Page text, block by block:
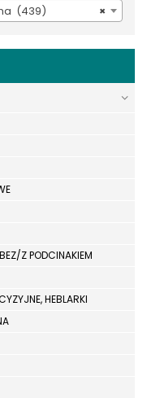
×
(439)
Z PODCINAKIEM
HEBLARKI